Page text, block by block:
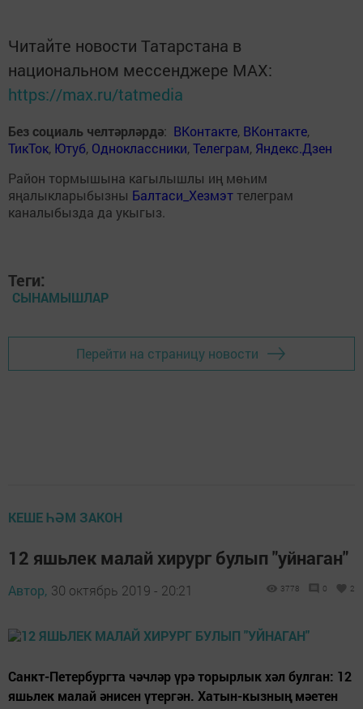
Читайте новости Татарстана в
национальном мессенджере MАХ:
https://max.ru/tatmedia
Без социаль челтәрләрдә: ВКонтакте, ВКонтакте,
ТикТок, Ютуб, Одноклассники,Телеграм, Яндекс.Дзен
Район тормышына кагылышлы иң мөһим
яңалыкларыбызны Балтаси_Хезмэт телеграм
каналыбызда да укыгыз.
Теги:
СЫНАМЫШЛАР
Перейти на страницу новости
КЕШЕ ҺӘМ ЗАКОН
12 яшьлек малай хирург булып "уйнаган"
Автор, 30 октябрь 2019 - 20:21 3778 0 2
Санкт-Петербургта чәчләр үрә торырлык хәл булган: 12
яшьлек малай әнисен үтергән. Хатын-кызның мәетен